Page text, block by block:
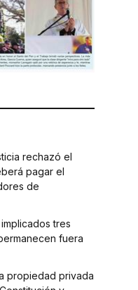
rechazó el
pagar el
de
tres
fuera
propiedad privada